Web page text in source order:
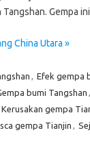
Gempa
China Utara »
, Efek gempa
bumi Tangshan ,
Kerusakan gempa
gempa Tianjin ,